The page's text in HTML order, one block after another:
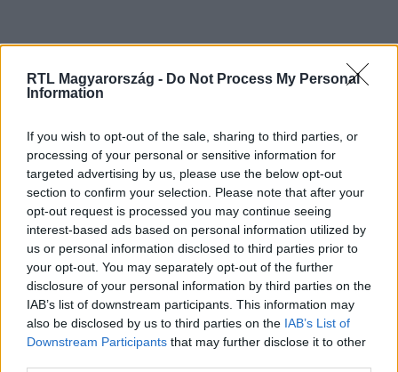
RTL Magyarország - Do Not Process My Personal
Information
If you wish to opt-out of the sale, sharing to third parties, or
processing of your personal or sensitive information for
targeted advertising by us, please use the below opt-out
section to confirm your selection. Please note that after your
opt-out request is processed you may continue seeing
interest-based ads based on personal information utilized by
us or personal information disclosed to third parties prior to
your opt-out. You may separately opt-out of the further
disclosure of your personal information by third parties on the
IAB’s list of downstream participants. This information may
also be disclosed by us to third parties on the IAB’s List of
Downstream Participants that may further disclose it to other
Kövess minket, és értesülj a friss hírekről a
Facebookon is!
Követem